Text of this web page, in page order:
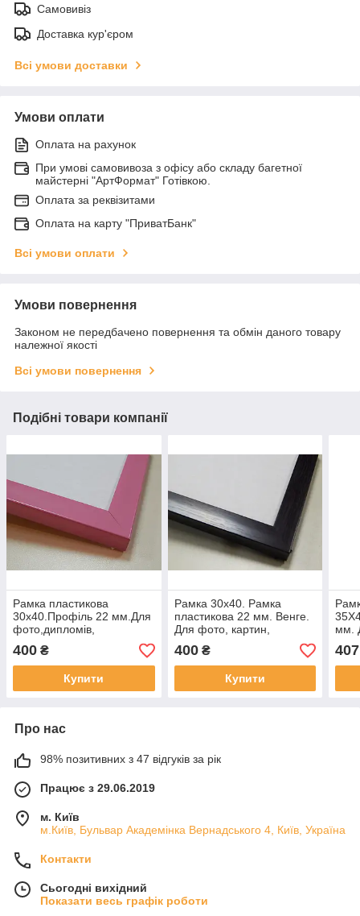
Самовивіз
Доставка кур'єром
Всі умови доставки
Умови оплати
Оплата на рахунок
При умові самовивоза з офісу або складу багетної
майстерні "АртФормат" Готівкою.
Оплата за реквізитами
Оплата на карту "ПриватБанк"
Всі умови оплати
Умови повернення
Законом не передбачено повернення та обмін даного товару
належної якості
Всі умови повернення
Подібні товари компанії
Рамка пластикова
30х40.Профіль 22 мм.Для
фото,дипломів,
материн.вишивок.
400 ₴
Купити
Рамка 30х40. Рамка
пластикова 22 мм. Венге.
Для фото, картин,
вишивок
400₴
Купити
мм.
407
Про нас
98% позитивних з 47 відгуків за рік
Працює з 29.06.2019
м. Київ
м.Київ, Бульвар Академінка Вернадського 4, Київ, Україна
Контакти
Сьогодні вихідний
Показати весь графік роботи